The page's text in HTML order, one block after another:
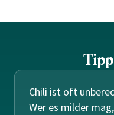
Chili ist oft
Wer es milder